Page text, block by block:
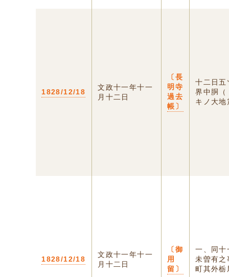
1828/12/18
文政十一年十一
月十二日
〔長
明寺
過去
帳〕
十二日五
界中胴（
キノ大
1828/12/18
文政十一年十一
月十二日
〔御
用
留〕
一、同十
未曽有之
町其外